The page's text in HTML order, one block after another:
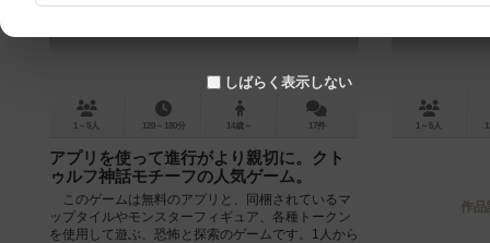
1～5人 120～180分 14歳～ 17件
アプリを使って進行がより親切に。クト
ゥルフ神話モチーフの人気ゲーム。
このゲームは無料のアプリと、同梱されているマ
ップタイルやモンスターフィギュア、各種トークン
を使用して遊ぶ、恐怖と探索のゲームです。1人から
1～5人
作品
しばらく表示しない